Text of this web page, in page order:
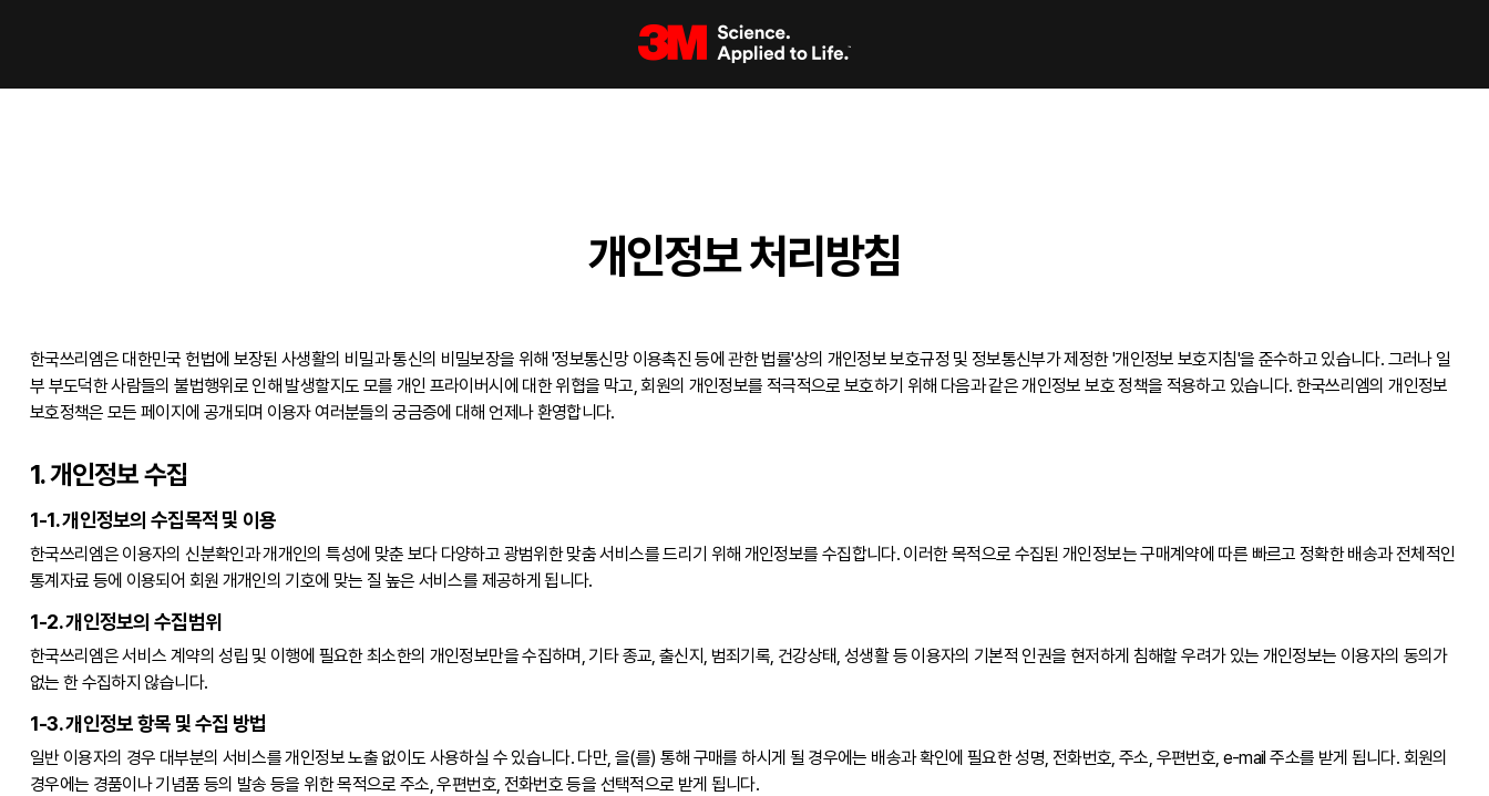
개인정보 처리방침
한국쓰리엠은 대한민국 헌법에 보장된 사생활의 비밀과 통신의 비밀보장을 위해 '정보통신망 이용촉진 등에 관한 법률'상의 개인정보 보호규정 및 정보통신부가 제정한 '개인정보 보호지침'을 준수하고 있습니다. 그러나 일
부 부도덕한 사람들의 불법행위로 인해 발생할지도 모를 개인 프라이버시에 대한 위협을 막고, 회원의 개인정보를 적극적으로 보호하기 위해 다음과 같은 개인정보 보호 정책을 적용하고 있습니다. 한국쓰리엠의 개인정보
보호정책은 모든 페이지에 공개되며 이용자 여러분들의 궁금증에 대해 언제나 환영합니다.
1. 개인정보 수집
1-1. 개인정보의 수집목적 및 이용
한국쓰리엠은 이용자의 신분확인과 개개인의 특성에 맞춘 보다 다양하고 광범위한 맞춤 서비스를 드리기 위해 개인정보를 수집합니다. 이러한 목적으로 수집된 개인정보는 구매계약에 따른 빠르고 정확한 배송과 전체적인
통계자료 등에 이용되어 회원 개개인의 기호에 맞는 질 높은 서비스를 제공하게 됩니다.
1-2. 개인정보의 수집범위
한국쓰리엠은 서비스 계약의 성립 및 이행에 필요한 최소한의 개인정보만을 수집하며, 기타 종교, 출신지, 범죄기록, 건강상태, 성생활 등 이용자의 기본적 인권을 현저하게 침해할 우려가 있는 개인정보는 이용자의 동의가
없는 한 수집하지 않습니다.
1-3. 개인정보 항목 및 수집 방법
일반 이용자의 경우 대부분의 서비스를 개인정보 노출 없이도 사용하실 수 있습니다. 다만, 을(를) 통해 구매를 하시게 될 경우에는 배송과 확인에 필요한 성명, 전화번호, 주소, 우편번호, e-mail 주소를 받게 됩니다. 회원의
경우에는 경품이나 기념품 등의 발송 등을 위한 목적으로 주소, 우편번호, 전화번호 등을 선택적으로 받게 됩니다.